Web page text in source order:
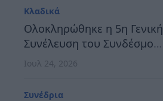
Κλαδικά
Ολοκληρώθηκε η 5η Γενική
Συνέλευση του Συνδέσμου
Οργανωτών &
Ελλάδος
Ιουλ 24, 2026
Συνέδρια